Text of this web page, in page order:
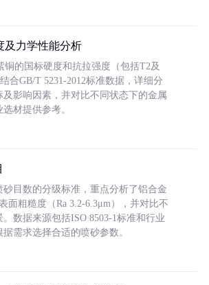
及力学性能分析
铜的国标硬度和抗拉强度（包括T2及
合GB/T 5231-2012标准数据，详细分
影响因素，并对比不同状态下的金属
材提供参考。
目数的分级标准，重点分析了铝合金
面粗糙度（Ra 3.2-6.3μm），并对比不
。数据来源包括ISO 8503-1标准和行业
需求选择合适的喷砂参数。